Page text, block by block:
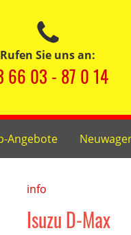
Rufen Sie uns an:
66 03 - 87 0 14
Angebote
info
Isuzu D-Max